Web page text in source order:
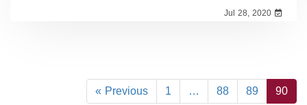
Jul 28, 2020
« Previous 1 … 88 89 90